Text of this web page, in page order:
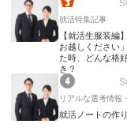
就活特集記事
【就活生服装編
お越しください
た時、どんな格
き？
リアルな選考情報
就活ノートの作